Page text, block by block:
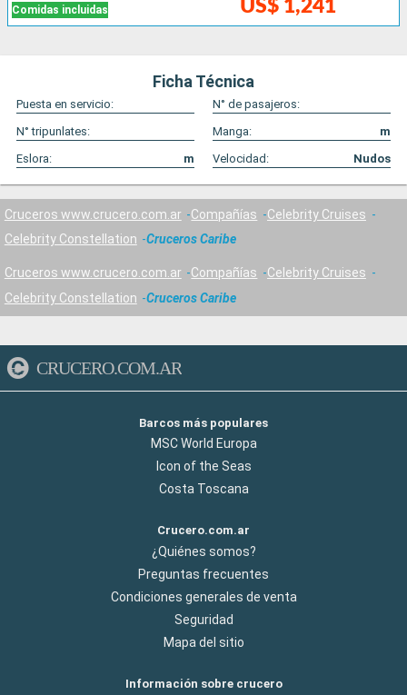
Comidas incluidas US$ 1,241
Ficha Técnica
Puesta en servicio:
N° de pasajeros:
N° tripunlates:
Manga:
m
Eslora:
m Velocidad: Nudos
Cruceros www.crucero.com.ar Compañías
Celebrity Cruises
Celebrity Constellation
Cruceros Caribe
Cruceros www.crucero.com.ar Compañías
Celebrity Cruises
Celebrity Constellation
Cruceros Caribe
CRUCERO.COM.AR
Barcos más populares
MSC World Europa
Icon of the Seas
Costa Toscana
Crucero.com.ar
¿Quiénes somos?
Preguntas frecuentes
Condiciones generales de venta
Seguridad
Mapa del sitio
Información sobre crucero